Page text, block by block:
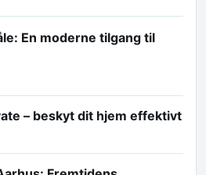
En moderne tilgang til
– beskyt dit hjem effektivt